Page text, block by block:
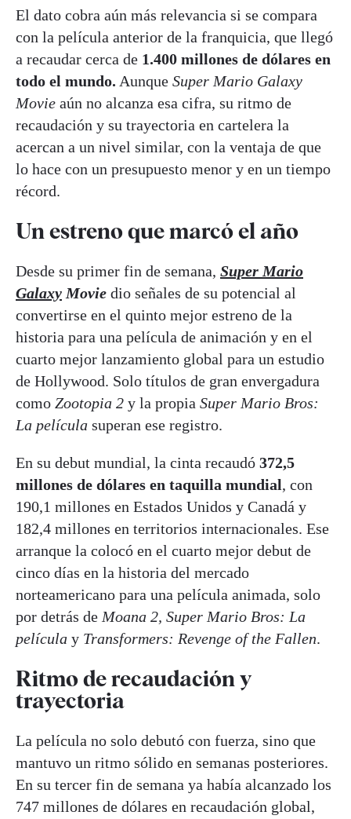
El dato cobra aún más relevancia si se compara
con la película anterior de la franquicia, que llegó
a recaudar cerca de 1.400 millones de dólares en
todo el mundo. Aunque Super Mario Galaxy
Movie aún no alcanza esa cifra, su ritmo de
recaudación y su trayectoria en cartelera la
acercan a un nivel similar, con la ventaja de que
lo hace con un presupuesto menor y en un tiempo
récord.
Un estreno que marcó el año
Desde su primer fin de semana, Super Mario
Galaxy Movie dio señales de su potencial al
convertirse en el quinto mejor estreno de la
historia para una película de animación y en el
cuarto mejor lanzamiento global para un estudio
de Hollywood. Solo títulos de gran envergadura
como Zootopia 2 y la propia Super Mario Bros:
La película superan ese registro.
En su debut mundial, la cinta recaudó 372,5
millones de dólares en taquilla mundial, con
190,1 millones en Estados Unidos y Canadá y
182,4 millones en territorios internacionales. Ese
arranque la colocó en el cuarto mejor debut de
cinco días en la historia del mercado
norteamericano para una película animada, solo
por detrás de Moana 2, Super Mario Bros: La
película y Transformers: Revenge of the Fallen.
Ritmo de recaudación y
trayectoria
La película no solo debutó con fuerza, sino que
mantuvo un ritmo sólido en semanas posteriores.
En su tercer fin de semana ya había alcanzado los
747 millones de dólares en recaudación global,